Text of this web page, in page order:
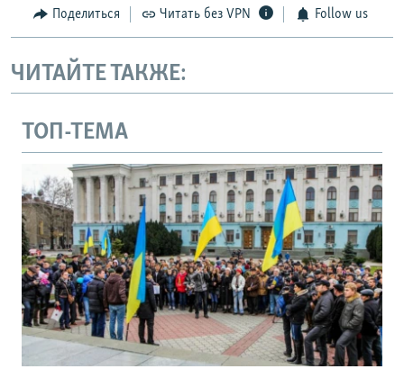
Поделиться Читать без VPN Follow us
ЧИТАЙТЕ ТАКЖЕ:
ТОП-ТЕМА